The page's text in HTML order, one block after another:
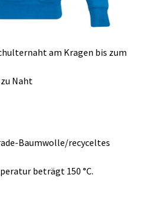
am Kragen bis zum
Naht
Baumwolle/recyceltes
beträgt 150 °C.